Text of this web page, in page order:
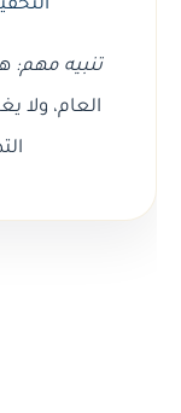
تنبيه مهم:
العام،